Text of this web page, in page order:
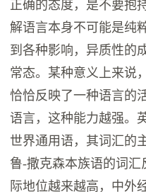
正确的态度，是不要抱
解语言本身不可能是纯
到各种影响，异质性的
常态。某种意义上来说
恰恰反映了一种语言的
语言，这种能力越强。
世界通用语，其词汇的
鲁-撒克森本族语的词汇
际地位越来越高，中外